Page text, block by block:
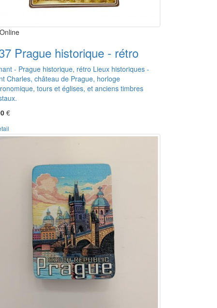
Prague historique - rétro
- Prague historique, rétro Lieux historiques -
Charles, château de Prague, horloge
tours et églises, et anciens timbres
€